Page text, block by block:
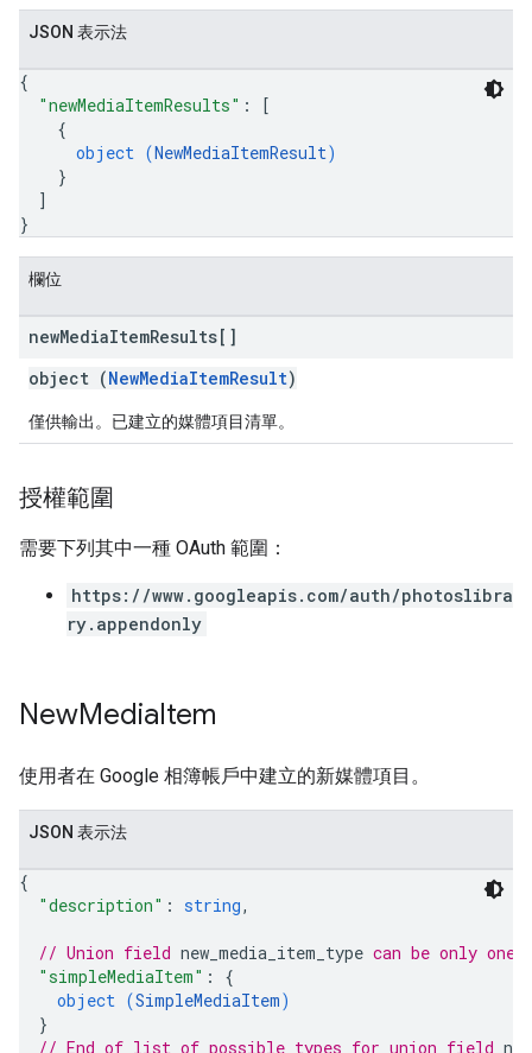
JSON 表示法
{
"newMediaItemResults" :
[
{
object (NewMediaItemResult)
}
]
}
欄位
newMediaItemResults[]
object (NewMediaItemResult)
僅供輸出。已建立的媒體項目清單。
授權範圍
需要下列其中一種 OAuth 範圍：
https://www.googleapis.com/auth/photoslibra
ry.appendonly
NewMediaItem
使用者在 Google 相簿帳戶中建立的新媒體項目。
JSON 表示法
{
"description" : string,
// Union field new_media_item_type can be only
"simpleMediaItem" : {
object (SimpleMediaItem)
}
// End of list of possible types for union field